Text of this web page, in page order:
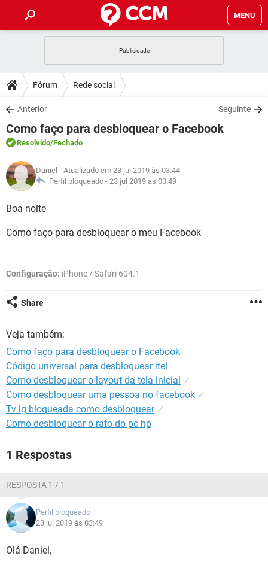
MENU
CELULAR
OUTLOOK
INSTAGRAM GMAIL
GUIA DE COMPRAS
DICAS
JOGOS
OUTLOOK
INSTAGRAM
GUIA DE COMPRAS
DOWNLOADS
JOGOS WHATSAPP
CELULAR
OUTLOOK EXCEL
INSTAGRAM
GUIA DE COMPRAS
FÓRUM
JOGOS
CELULAR FACEBOOK
GLOSSÁRIO
JOGOS
CELULAR
OUTLOOK EXCEL
GUIA DE COMPRAS
Fórum Rede social
Anterior Seguinte
Como faço para desbloquear o Facebook
Resolvido/Fechado
Daniel - Atualizado em 23 jul 2019 às 03:44
Perfil bloqueado - 23 jul 2019 às 03:49
Boa noite
Como faço para desbloquear o meu Facebook
Configuração: iPhone / Safari 604.1
Share
Veja também:
Como faço para desbloquear o Facebook
Código universal para desbloquear itel
Como desbloquear o layout da tela inicial ✓
Como desbloquear uma pessoa no facebook ✓
Tv lg bloqueada como desbloquear ✓
Como desbloquear o rato do pc hp
1 Respostas
RESPOSTA 1 / 1
Perfil bloqueado
23 jul 2019 às 03:49
Olá Daniel,